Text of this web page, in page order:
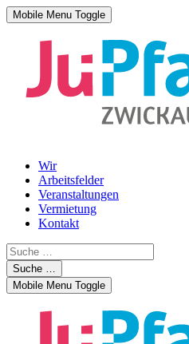
Mobile Menu Toggle
Wir
Arbeitsfelder
Veranstaltungen
Vermietung
Kontakt
Suche …
Mobile Menu Toggle